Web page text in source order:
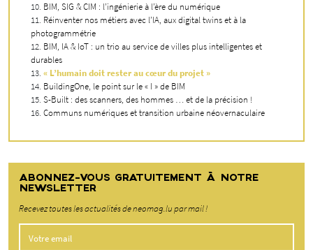
BIM, SIG & CIM : l’ingénierie à l’ère du numérique
Réinventer nos métiers avec l’IA, aux digital twins et à la
photogrammétrie
BIM, IA & IoT : un trio au service de villes plus intelligentes et
durables
« L’humain doit rester au cœur du projet »
BuildingOne, le point sur le « I » de BIM
S-Built : des scanners, des hommes … et de la précision !
Communs numériques et transition urbaine néovernaculaire
ABONNEZ-VOUS GRATUITEMENT À NOTRE
NEWSLETTER
Recevez toutes les actualités de neomag.lu par mail !